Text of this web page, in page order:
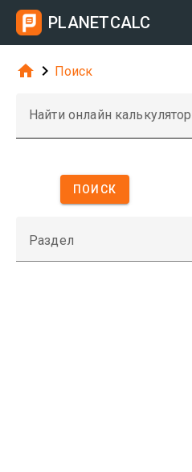
PLANETCALC
  Поиск
Найти онлайн калькулятор
ПОИСК
Раздел